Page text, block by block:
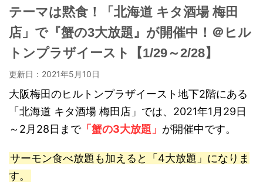
テーマは黙食！「北海道 キタ酒場 梅田
店」で『蟹の3大放題』が開催中！＠ヒル
トンプラザイースト【1/29～2/28】
更新日： 2021年5月10日
大阪梅田のヒルトンプラザイースト地下2階にある
「北海道 キタ酒場 梅田店」では、2021年1月29日
～2月28日まで「蟹の3大放題」 が開催中です。
サーモン食べ放題も加えると「4大放題」になりま
す。